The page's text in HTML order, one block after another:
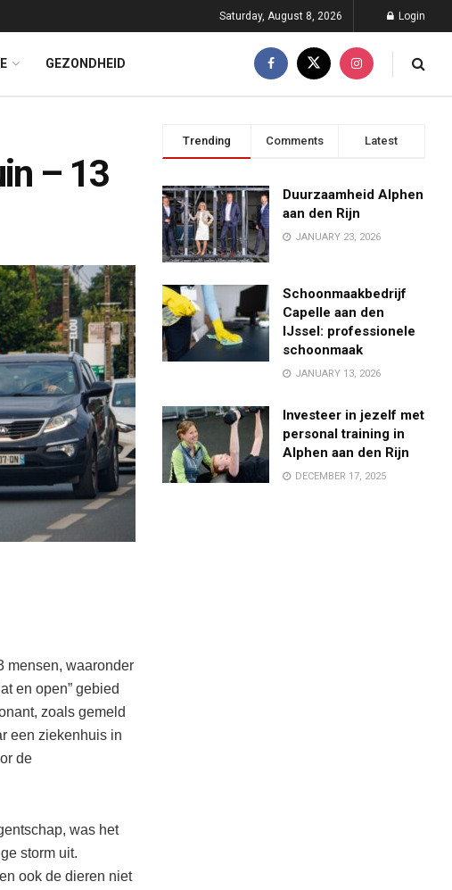
Saturday, August 8, 2026 Login
GEZONDHEID
– 13
mensen, waaronder
en open” gebied
zoals gemeld
een ziekenhuis in
de
was het
storm uit.
ook de dieren niet
Trending Comments Latest
Duurzaamheid Alphen
aan den Rijn
JANUARY 23, 2026
Schoonmaakbedrijf
Capelle aan den
IJssel: professionele
schoonmaak
JANUARY 13, 2026
Investeer in jezelf met
personal training in
Alphen aan den Rijn
DECEMBER 17, 2025